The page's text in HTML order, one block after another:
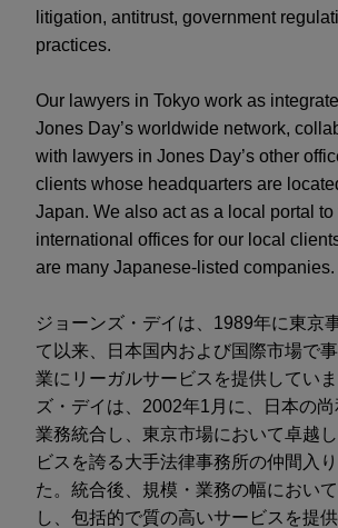
litigation, antitrust, government
practices.
Our lawyers in Tokyo work as
Jones Day’s worldwide network,
with lawyers in Jones Day’s other
clients whose headquarters are
Japan. We also act as a local portal to
international offices for our local
are many Japanese-listed companies.
ジョーンズ・デイは、1989年に東京
て以来、日本国内および国際市場で
業にリーガルサービスを提供してい
ズ・デイは、2002年1月に、日本の尚
業務統合し、東京市場において卓越
ビスを誇る大手法律事務所の仲間入
た。統合後、規模・業務の幅におい
し、包括的で質の高いサービスを提供